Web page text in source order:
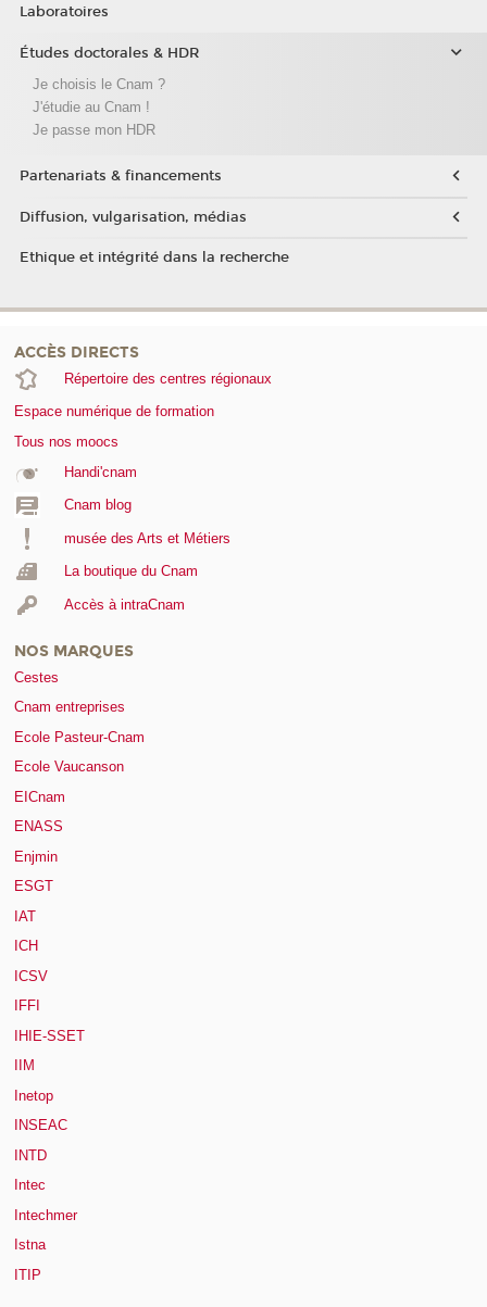
Laboratoires
Études doctorales & HDR
Je choisis le Cnam ?
J'étudie au Cnam !
Je passe mon HDR
Partenariats & financements
Diffusion, vulgarisation, médias
Ethique et intégrité dans la recherche
ACCÈS DIRECTS
Répertoire des centres régionaux
Espace numérique de formation
Tous nos moocs
Handi'cnam
Cnam blog
musée des Arts et Métiers
La boutique du Cnam
Accès à intraCnam
NOS MARQUES
Cestes
Cnam entreprises
Ecole Pasteur-Cnam
Ecole Vaucanson
EICnam
ENASS
Enjmin
ESGT
IAT
ICH
ICSV
IFFI
IHIE-SSET
IIM
Inetop
INSEAC
INTD
Intec
Intechmer
Istna
ITIP